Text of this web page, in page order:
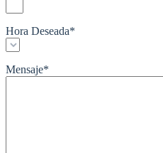
Hora Deseada*
Mensaje*